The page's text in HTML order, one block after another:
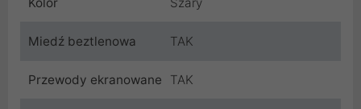
Miedź beztlenowa TAK
Przewody ekranowane TAK